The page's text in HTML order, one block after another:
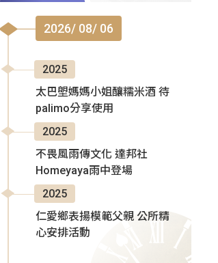
2026/ 08/ 06
2025
太巴塱媽媽小姐釀糯米酒 待
palimo分享使用
2025
不畏風雨傳文化 達邦社
Homeyaya雨中登場
2025
仁愛鄉表揚模範父親 公所精
心安排活動